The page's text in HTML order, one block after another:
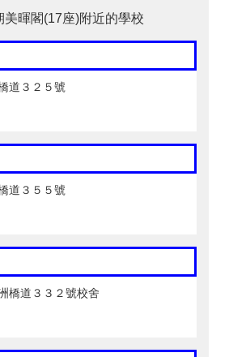
美暉閣(17座)附近的學校
道３２５號
道３５５號
橋道３３２號校舍